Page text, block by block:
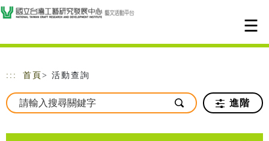
跳到主要內容
網站導覽
::: 首頁 > 活動查詢
進階